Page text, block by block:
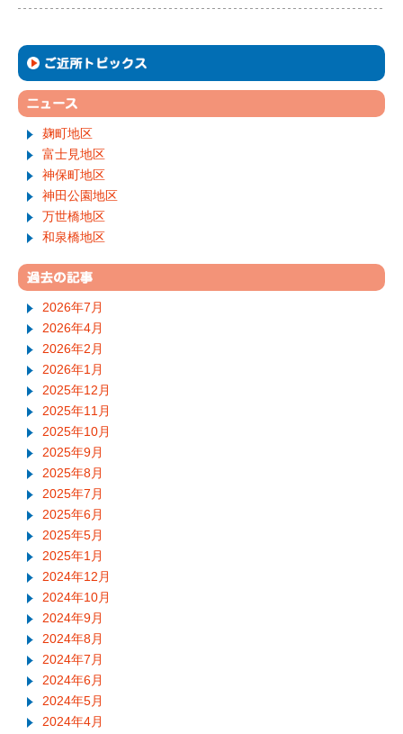
麹町地区
富士見地区
神保町地区
神田公園地区
万世橋地区
和泉橋地区
2026年7月
2026年4月
2026年2月
2026年1月
2025年12月
2025年11月
2025年10月
2025年9月
2025年8月
2025年7月
2025年6月
2025年5月
2025年1月
2024年12月
2024年10月
2024年9月
2024年8月
2024年7月
2024年6月
2024年5月
2024年4月